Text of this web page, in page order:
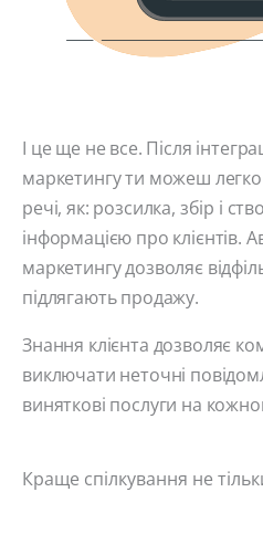
І це ще не все. Після
маркетингу ти можеш легко
речі, як: розсилка, збір і
інформацією про клієнтів.
маркетингу дозволяє
підлягають продажу.
Знання клієнта дозволяє
виключати неточні
виняткові послуги на
Краще спілкування не